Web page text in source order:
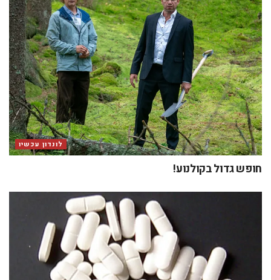
לונדון עכשיו
חופש גדול בקולנוע!